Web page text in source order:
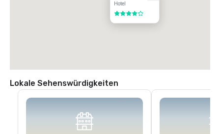
Hotel
4 von 5
Lokale Sehenswürdigkeiten